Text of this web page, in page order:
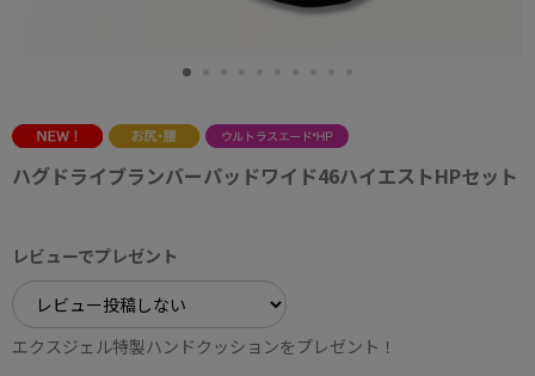
ハグドライブランバーパッドワイド46ハイエストHPセット
レビューでプレゼント
エクスジェル特製ハンドクッションをプレゼント！